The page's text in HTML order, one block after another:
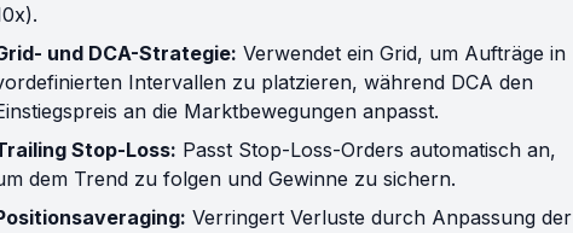
und DCA-Strategie: Verwendet ein Grid, um Aufträge in
Intervallen zu platzieren, während DCA den
an die Marktbewegungen anpasst.
Stop-Loss: Passt Stop-Loss-Orders automatisch an,
dem Trend zu folgen und Gewinne zu sichern.
Verringert Verluste durch Anpassung der